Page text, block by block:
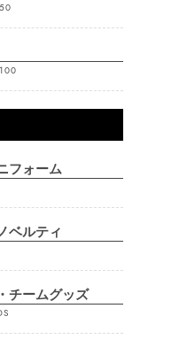
フォーム
ベルティ
チームグッズ